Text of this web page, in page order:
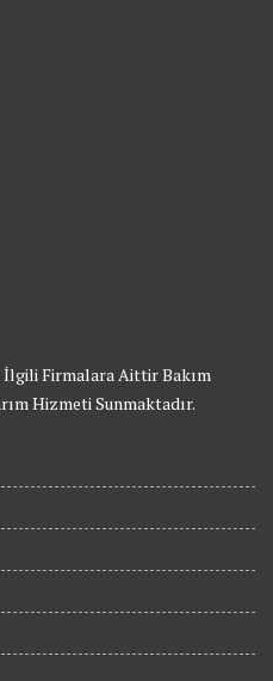
İlgili Firmalara Aittir Bakım
Hizmeti Sunmaktadır.